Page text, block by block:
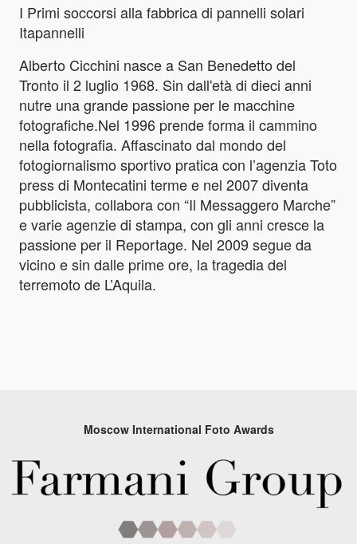
I Primi soccorsi alla fabbrica di pannelli solari
Itapannelli
Alberto Cicchini nasce a San Benedetto del
Tronto il 2 luglio 1968. Sin dall'età di dieci anni
nutre una grande passione per le macchine
fotografiche.Nel 1996 prende forma il cammino
nella fotografia. Affascinato dal mondo del
fotogiornalismo sportivo pratica con l’agenzia Toto
press di Montecatini terme e nel 2007 diventa
pubblicista, collabora con “Il Messaggero Marche”
e varie agenzie di stampa, con gli anni cresce la
passione per il Reportage. Nel 2009 segue da
vicino e sin dalle prime ore, la tragedia del
terremoto de L’Aquila.
Moscow International Foto Awards